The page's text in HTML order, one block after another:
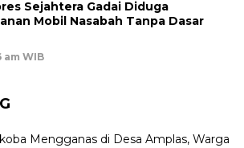
Sejahtera Gadai Diduga
Mobil Nasabah Tanpa Dasar
am WIB